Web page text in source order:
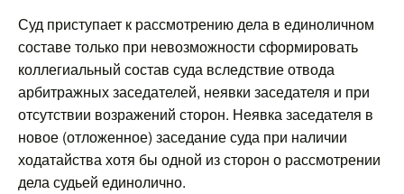
Суд приступает к рассмотрению дела в единоличном
составе только при невозможности сформировать
коллегиальный состав суда вследствие отвода
арбитражных заседателей, неявки заседателя и при
отсутствии возражений сторон. Неявка заседателя в
новое (отложенное) заседание суда при наличии
ходатайства хотя бы одной из сторон о рассмотрении
дела судьей единолично.